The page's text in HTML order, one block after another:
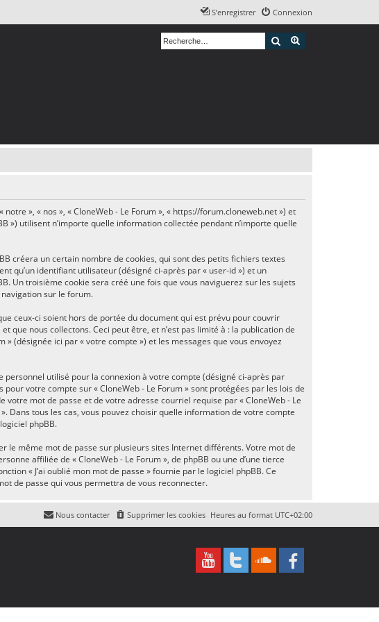
Connexion
S’enregistrer
Rechercher
», « nos », « CloneWeb - Le Forum », « https://forum.cloneweb.net ») et
») utilisent n’importe quelle information collectée pendant n’importe quelle
créera un certain nombre de cookies, qui sont des petits fichiers textes
qu’un identifiant utilisateur (désigné ci-après par « user-id ») et un
Un troisième cookie sera créé une fois que vous naviguerez sur les sujets
sur le forum.
ceux-ci soient hors de portée du document qui est prévu pour couvrir
que nous collectons. Ceci peut être, et n’est pas limité à : la publication de
(désignée ici par « votre compte ») et les messages que vous envoyez
utilisé pour la connexion à votre compte (désigné ci-après par
votre compte sur « CloneWeb - Le Forum » sont protégées par les lois de
mot de passe et de votre adresse courriel requise par « CloneWeb - Le
Dans tous les cas, vous pouvez choisir quelle information de votre compte
phpBB.
le même mot de passe sur plusieurs sites Internet différents. Votre mot de
affiliée de « CloneWeb - Le Forum », de phpBB ou une d’une tierce
« J’ai oublié mon mot de passe » fournie par le logiciel phpBB. Ce
de passe qui vous permettra de vous reconnecter.
Heures au format UTC+02:00
Supprimer les cookies
Nous contacter